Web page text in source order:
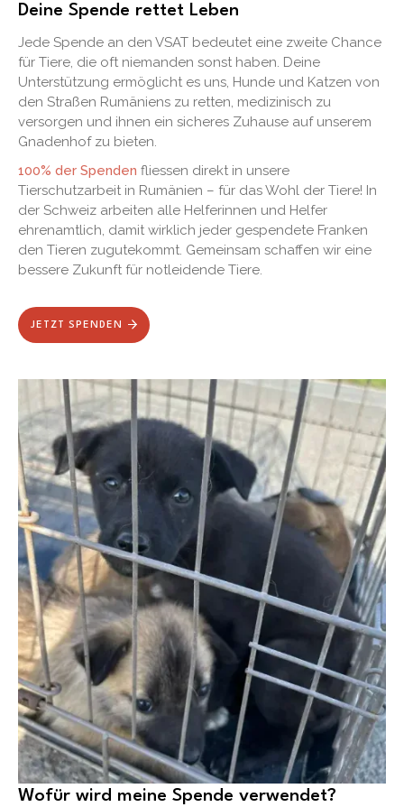
Deine Spende rettet Leben
Jede Spende an den VSAT bedeutet eine zweite Chance
für Tiere, die oft niemanden sonst haben. Deine
Unterstützung ermöglicht es uns, Hunde und Katzen von
den Straßen Rumäniens zu retten, medizinisch zu
versorgen und ihnen ein sicheres Zuhause auf unserem
Gnadenhof zu bieten.
100% der Spenden fliessen direkt in unsere
Tierschutzarbeit in Rumänien – für das Wohl der Tiere! In
der Schweiz arbeiten alle Helferinnen und Helfer
ehrenamtlich, damit wirklich jeder gespendete Franken
den Tieren zugutekommt. Gemeinsam schaffen wir eine
bessere Zukunft für notleidende Tiere.
JETZT SPENDEN
Wofür wird meine Spende verwendet?